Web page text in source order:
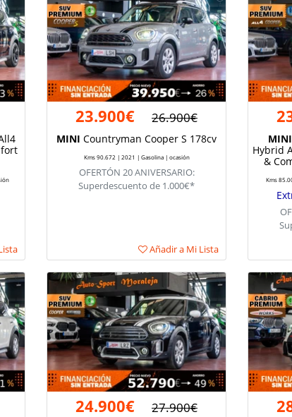
23.900€ 26.900€
MINI Countryman Cooper S 178cv
Kms 90.672 | 2021 | Gasolina | ocasión
OFERTÓN 20 ANIVERSARIO:
Superdescuento de 1.000€*
Añadir a Mi Lista
MINI
Hybrid
&
Kms
24.900€ 27.900€